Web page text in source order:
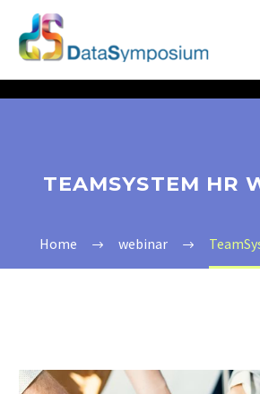
TEAMSYSTEM HR
Home webinar